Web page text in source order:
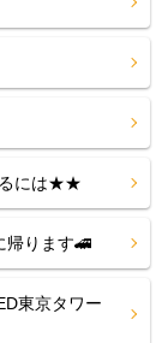
るには★★
ります🚄
東京タワー